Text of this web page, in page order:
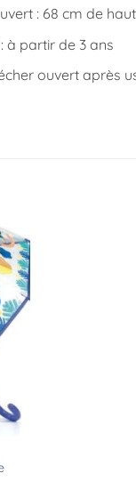
: 68 cm de
à partir de 3 ans
ouvert après